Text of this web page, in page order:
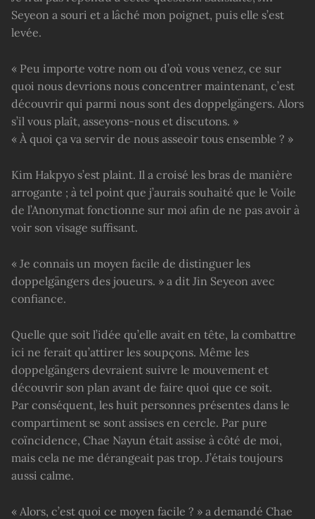
Seyeon a souri et a lâché mon poignet, puis elle s’est
levée.
« Peu importe votre nom ou d’où vous venez, ce sur
quoi nous devrions nous concentrer maintenant, c’est
découvrir qui parmi nous sont des doppelgängers. Alors
s’il vous plaît, asseyons-nous et discutons. »
« À quoi ça va servir de nous asseoir tous ensemble ? »
Kim Hakpyo s’est plaint. Il a croisé les bras de manière
arrogante ; à tel point que j’aurais souhaité que le Voile
de l’Anonymat fonctionne sur moi afin de ne pas avoir à
voir son visage suffisant.
« Je connais un moyen facile de distinguer les
doppelgängers des joueurs. » a dit Jin Seyeon avec
confiance.
Quelle que soit l’idée qu’elle avait en tête, la combattre
ici ne ferait qu’attirer les soupçons. Même les
doppelgängers devraient suivre le mouvement et
découvrir son plan avant de faire quoi que ce soit.
Par conséquent, les huit personnes présentes dans le
compartiment se sont assises en cercle. Par pure
coïncidence, Chae Nayun était assise à côté de moi,
mais cela ne me dérangeait pas trop. J’étais toujours
aussi calme.
« Alors, c’est quoi ce moyen facile ? » a demandé Chae